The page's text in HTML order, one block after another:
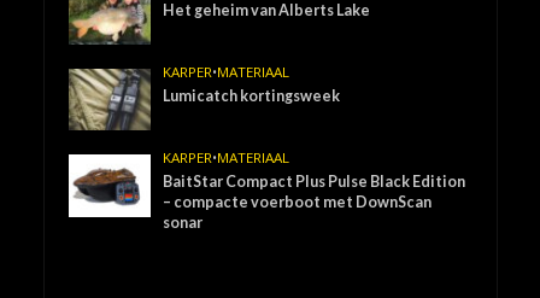
Het geheim van Alberts Lake
KARPER•MATERIAAL
Lumicatch kortingsweek
KARPER•MATERIAAL
BaitStar Compact Plus Pulse Black Edition
– compacte voerboot met DownScan
sonar